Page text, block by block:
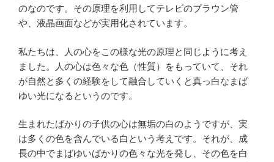
のなのです。その原理を利用してテレビのブラウン管
や、液晶画面などが実用化されています。
私たちは、人の心をこの様な光の原理と同じように考え
ました。人の心は色々な色（性質）をもっていて、それ
が自然と多くの経験をして融合していくと真っ白なまば
ゆい光になるというのです。
生まれたばかりの子供の心は無垢の白のようですが、実
は多くの色を含んでいる白という考えです。それが、成
長の中でまばゆいばかりの色々な光を発し、その色を白